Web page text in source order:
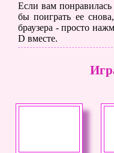
Если вам понравилась
бы поиграть ее
браузера - просто
D вместе.